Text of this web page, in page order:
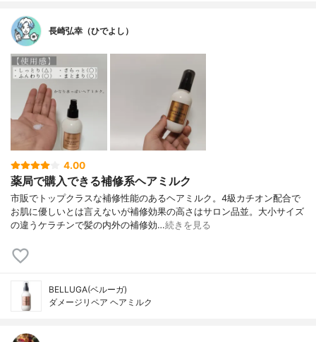
長崎弘幸（ひでよし）
4.00
薬局で購入できる補修系ヘアミルク
市販でトップクラスな補修性能のあるヘアミルク。4級カチオン配合で
お肌に優しいとは言えないが補修効果の高さはサロン品並。大小サイズ
の違うケラチンで髪の内外の補修効…続きを見る
BELLUGA(ベルーガ)
ダメージリペア ヘアミルク